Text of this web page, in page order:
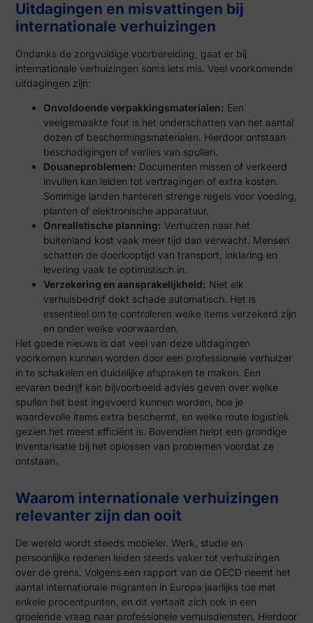
Uitdagingen en misvattingen bij
internationale verhuizingen
Ondanks de zorgvuldige voorbereiding, gaat er bij
internationale verhuizingen soms iets mis. Veel voorkomende
uitdagingen zijn:
Onvoldoende verpakkingsmaterialen: Een
veelgemaakte fout is het onderschatten van het aantal
dozen of beschermingsmaterialen. Hierdoor ontstaan
beschadigingen of verlies van spullen.
Douaneproblemen: Documenten missen of verkeerd
invullen kan leiden tot vertragingen of extra kosten.
Sommige landen hanteren strenge regels voor voeding,
planten of elektronische apparatuur.
Onrealistische planning: Verhuizen naar het
buitenland kost vaak meer tijd dan verwacht. Mensen
schatten de doorlooptijd van transport, inklaring en
levering vaak te optimistisch in.
Verzekering en aansprakelijkheid: Niet elk
verhuisbedrijf dekt schade automatisch. Het is
essentieel om te controleren welke items verzekerd zijn
en onder welke voorwaarden.
Het goede nieuws is dat veel van deze uitdagingen
voorkomen kunnen worden door een professionele verhuizer
in te schakelen en duidelijke afspraken te maken. Een
ervaren bedrijf kan bijvoorbeeld advies geven over welke
spullen het best ingevoerd kunnen worden, hoe je
waardevolle items extra beschermt, en welke route logistiek
gezien het meest efficiënt is. Bovendien helpt een grondige
inventarisatie bij het oplossen van problemen voordat ze
ontstaan.
Waarom internationale verhuizingen
relevanter zijn dan ooit
De wereld wordt steeds mobieler. Werk, studie en
persoonlijke redenen leiden steeds vaker tot verhuizingen
over de grens. Volgens een rapport van de OECD neemt het
aantal internationale migranten in Europa jaarlijks toe met
enkele procentpunten, en dit vertaalt zich ook in een
groeiende vraag naar professionele verhuisdiensten. Hierdoor